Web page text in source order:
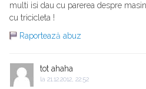
multi isi dau cu parerea despre
cu tricicleta !
Raportează abuz
tot ahaha
la 21.12.2012, 22:52